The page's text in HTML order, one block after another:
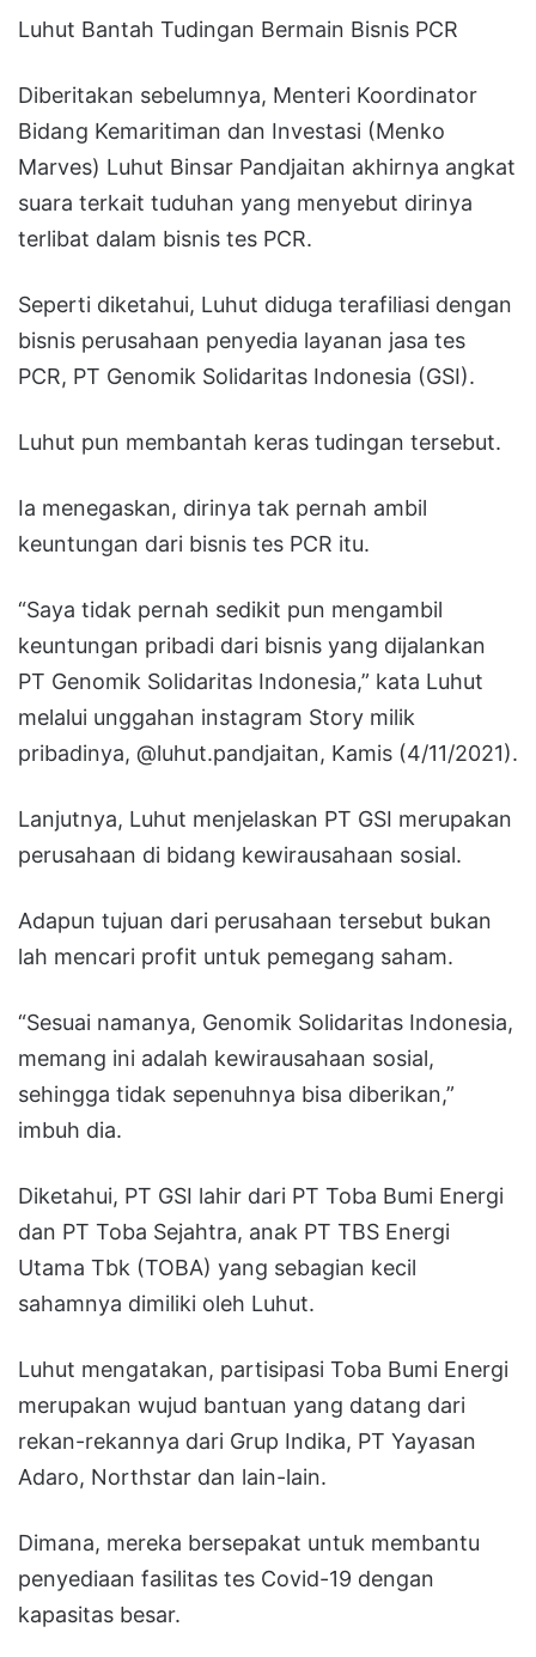
Luhut Bantah Tudingan Bermain Bisnis PCR
Diberitakan sebelumnya, Menteri Koordinator
Bidang Kemaritiman dan Investasi (Menko
Marves) Luhut Binsar Pandjaitan akhirnya angkat
suara terkait tuduhan yang menyebut dirinya
terlibat dalam bisnis tes PCR.
Seperti diketahui, Luhut diduga terafiliasi dengan
bisnis perusahaan penyedia layanan jasa tes
PCR, PT Genomik Solidaritas Indonesia (GSI).
Luhut pun membantah keras tudingan tersebut.
Ia menegaskan, dirinya tak pernah ambil
keuntungan dari bisnis tes PCR itu.
“Saya tidak pernah sedikit pun mengambil
keuntungan pribadi dari bisnis yang dijalankan
PT Genomik Solidaritas Indonesia,” kata Luhut
melalui unggahan instagram Story milik
pribadinya, @luhut.pandjaitan, Kamis (4/11/2021).
Lanjutnya, Luhut menjelaskan PT GSI merupakan
perusahaan di bidang kewirausahaan sosial.
Adapun tujuan dari perusahaan tersebut bukan
lah mencari profit untuk pemegang saham.
“Sesuai namanya, Genomik Solidaritas Indonesia,
memang ini adalah kewirausahaan sosial,
sehingga tidak sepenuhnya bisa diberikan,”
imbuh dia.
Diketahui, PT GSI lahir dari PT Toba Bumi Energi
dan PT Toba Sejahtra, anak PT TBS Energi
Utama Tbk (TOBA) yang sebagian kecil
sahamnya dimiliki oleh Luhut.
Luhut mengatakan, partisipasi Toba Bumi Energi
merupakan wujud bantuan yang datang dari
rekan-rekannya dari Grup Indika, PT Yayasan
Adaro, Northstar dan lain-lain.
Dimana, mereka bersepakat untuk membantu
penyediaan fasilitas tes Covid-19 dengan
kapasitas besar.